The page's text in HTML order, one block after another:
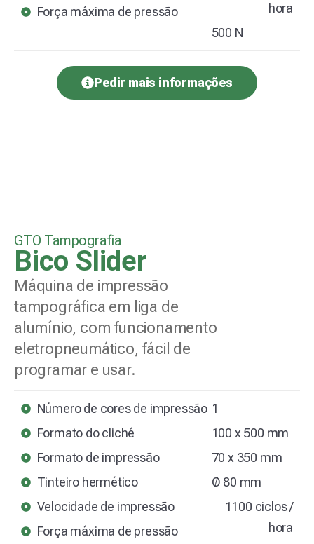
Força máxima de pressão
hora
500 N
Pedir mais informações
GTO Tampografia
Bico Slider
Máquina de impressão
tampográfica em liga de
alumínio, com funcionamento
eletropneumático, fácil de
programar e usar.
Número de cores de impressão
Formato do cliché
Formato de impressão
Tinteiro hermético
Velocidade de impressão
Força máxima de pressão
1
100 x 500 mm
70 x 350 mm
Ø 80 mm
1100 ciclos /
hora